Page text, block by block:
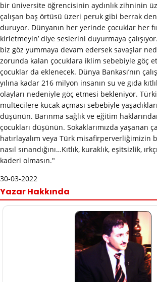
bir üniversite öğrencisinin aydınlık zihninin
çalışan baş örtüsü üzeri peruk gibi berrak
duruyor. Dünyanın her yerinde çocuklar her
kirletmeyin’ diye seslerini duyurmaya
biz göz yummaya devam edersek savaşlar
zorunda kalan çocuklara iklim sebebiyle göç
çocuklar da eklenecek. Dünya Bankası’nın
yılına kadar 216 milyon insanın su ve gıda
olayları nedeniyle göç etmesi bekleniyor.
mültecilere kucak açması sebebiyle
düşünün. Barınma sağlık ve eğitim
çocukları düşünün. Sokaklarımızda yaşanan
hatırlayalım veya Türk misafirperverliğimizin
nasıl sınandığını…Kıtlık, kuraklık, eşitsizlik,
kaderi olmasın."
30-03-2022
Yazar Hakkında